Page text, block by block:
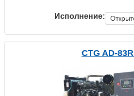
Исполнение:
CTG AD-